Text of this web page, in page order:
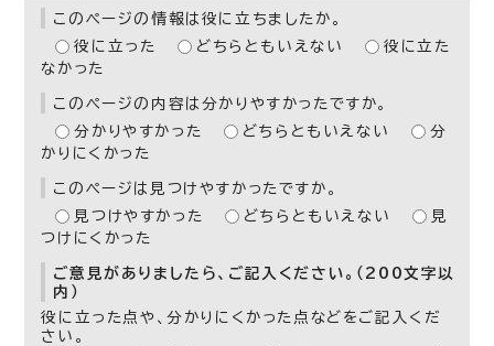
このページの情報は役に立ちましたか。
役に立った
どちらともいえない
役に立た
なかった
このページの内容は分かりやすかったですか。
分かりやすかった
どちらともいえない
分
かりにくかった
このページは見つけやすかったですか。
見つけやすかった
どちらともいえない
見
つけにくかった
ご意見がありましたら、ご記入ください。（200文字以
内）
役に立った点や、分かりにくかった点などをご記入くだ
さい。